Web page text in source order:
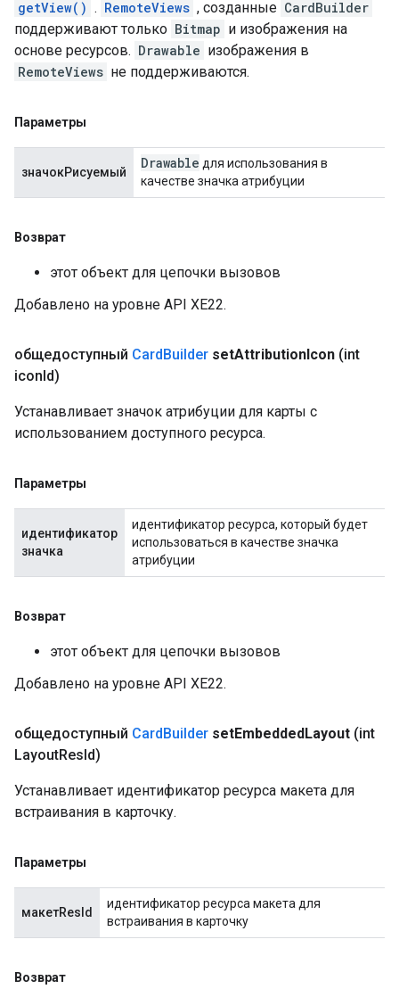
getView() . RemoteViews , созданные CardBuilder
поддерживают только Bitmap и изображения на
основе ресурсов. Drawable изображения в
RemoteViews не поддерживаются.
Параметры
значокРисуемый
Drawable для использования в
качестве значка атрибуции
Возврат
этот объект для цепочки вызовов
Добавлено на уровне API XE22.
общедоступный CardBuilder setAttributionIcon (int
iconId)
Устанавливает значок атрибуции для карты с
использованием доступного ресурса.
Параметры
идентификатор
значка
идентификатор ресурса, который будет
использоваться в качестве значка
атрибуции
Возврат
этот объект для цепочки вызовов
Добавлено на уровне API XE22.
общедоступный CardBuilder setEmbeddedLayout (int
LayoutResId)
Устанавливает идентификатор ресурса макета для
встраивания в карточку.
Параметры
макетResId
идентификатор ресурса макета для
встраивания в карточку
Возврат